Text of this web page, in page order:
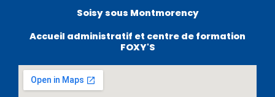
Soisy sous Montmorency
Accueil administratif et centre de formation
FOXY'S